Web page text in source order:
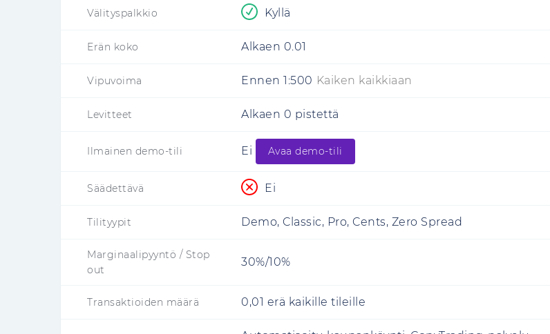
Välityspalkkio Kyllä
Erän koko Alkaen 0.01
Vipuvoima Ennen 1:500 Kaiken kaikkiaan
Levitteet Alkaen 0 pistettä
Ilmainen demo-tili Ei Avaa demo-tili
Säädettävä Ei
Tilityypit Demo, Classic, Pro, Cents, Zero Spread
Marginaalipyyntö / Stop
out
30%/10%
Transaktioiden määrä 0,01 erä kaikille tileille